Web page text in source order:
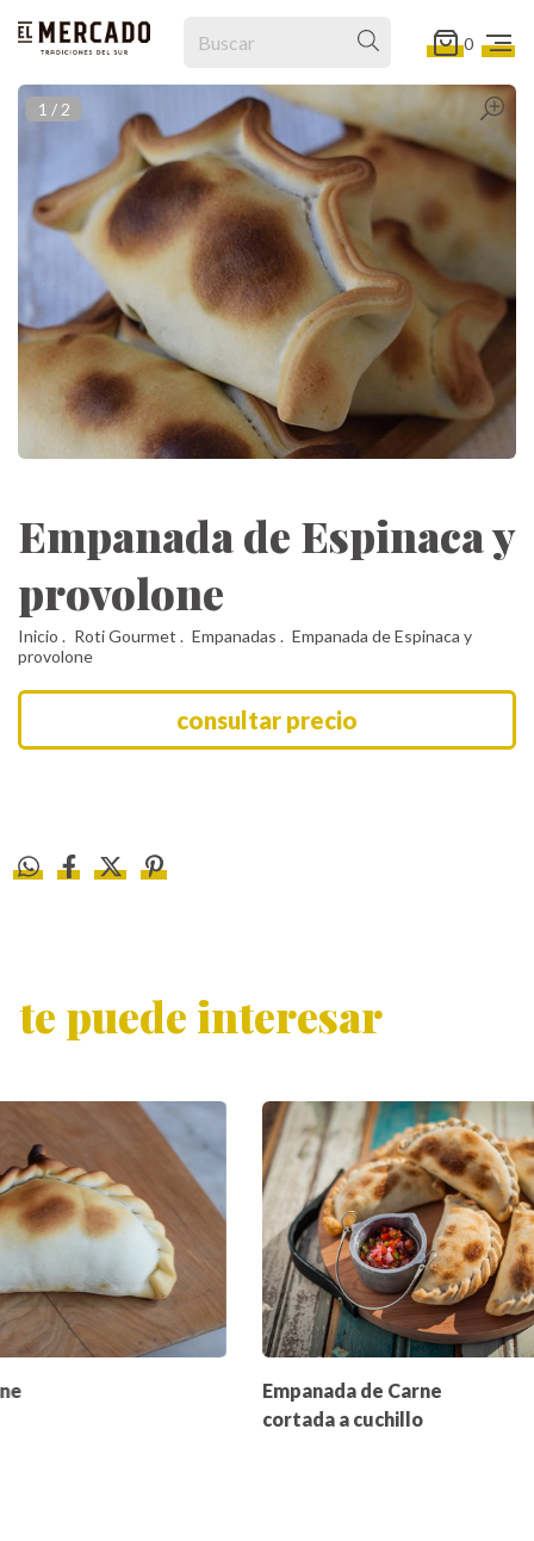
0
Empanada de Espinaca y
provolone
Inicio . Roti Gourmet . Empanadas . Empanada de Espinaca y
provolone
1 / 2
te puede interesar
Empanada de Carne
cortada a cuchillo